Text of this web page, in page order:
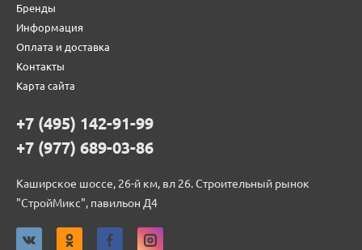
Бренды
Информация
Оплата и доставка
Контакты
Карта сайта
+7 (495) 142-91-99
+7 (977) 689-03-86
Каширское шоссе, 26-й км, вл 26. Строительный рынок
"СтройМикс", павильон Д4